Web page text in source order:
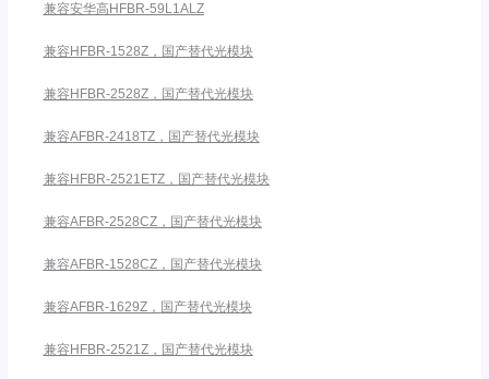
兼容安华高HFBR-59L1ALZ
兼容HFBR-1528Z，国产替代光模块
兼容HFBR-2528Z，国产替代光模块
兼容AFBR-2418TZ，国产替代光模块
兼容HFBR-2521ETZ，国产替代光模块
兼容AFBR-2528CZ，国产替代光模块
兼容AFBR-1528CZ，国产替代光模块
兼容AFBR-1629Z，国产替代光模块
兼容HFBR-2521Z，国产替代光模块